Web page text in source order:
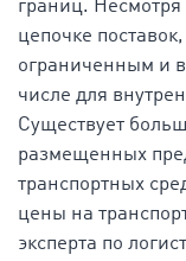
границ. Несмотря
цепочке
ограниченным и
числе для
Существует
размещенных
транспортных
цены на
эксперта по